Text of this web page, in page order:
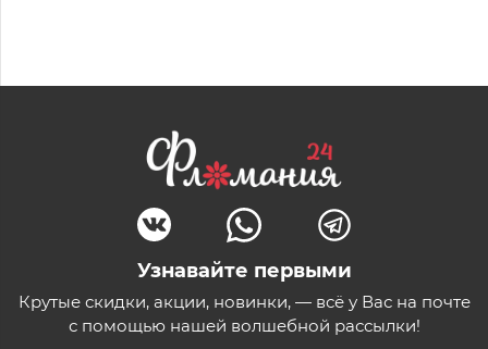
Узнавайте первыми
Крутые скидки, акции, новинки, — всё у Вас на почте
с помощью нашей волшебной рассылки!